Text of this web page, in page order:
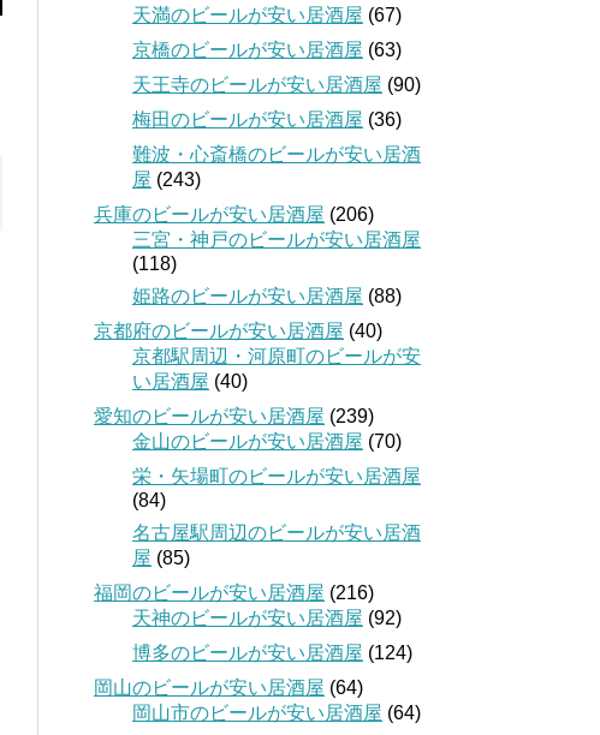
天満のビールが安い居酒屋 (67)
京橋のビールが安い居酒屋 (63)
天王寺のビールが安い居酒屋 (90)
梅田のビールが安い居酒屋 (36)
難波・心斎橋のビールが安い居酒
屋 (243)
兵庫のビールが安い居酒屋 (206)
三宮・神戸のビールが安い居酒屋
(118)
姫路のビールが安い居酒屋 (88)
京都府のビールが安い居酒屋 (40)
京都駅周辺・河原町のビールが安
い居酒屋 (40)
愛知のビールが安い居酒屋 (239)
金山のビールが安い居酒屋 (70)
栄・矢場町のビールが安い居酒屋
(84)
名古屋駅周辺のビールが安い居酒
屋 (85)
福岡のビールが安い居酒屋 (216)
天神のビールが安い居酒屋 (92)
博多のビールが安い居酒屋 (124)
岡山のビールが安い居酒屋 (64)
岡山市のビールが安い居酒屋 (64)